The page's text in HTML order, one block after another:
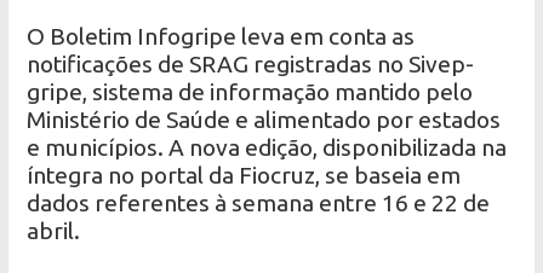
O Boletim Infogripe leva em conta as
notificações de SRAG registradas no Sivep-
gripe, sistema de informação mantido pelo
Ministério de Saúde e alimentado por estados
e municípios. A nova edição, disponibilizada na
íntegra no portal da Fiocruz, se baseia em
dados referentes à semana entre 16 e 22 de
abril.